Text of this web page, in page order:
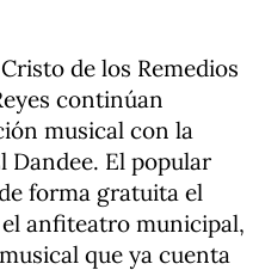
de los Remedios
continúan
musical con la
Dandee. El popular
forma gratuita el
anfiteatro municipal,
que ya cuenta